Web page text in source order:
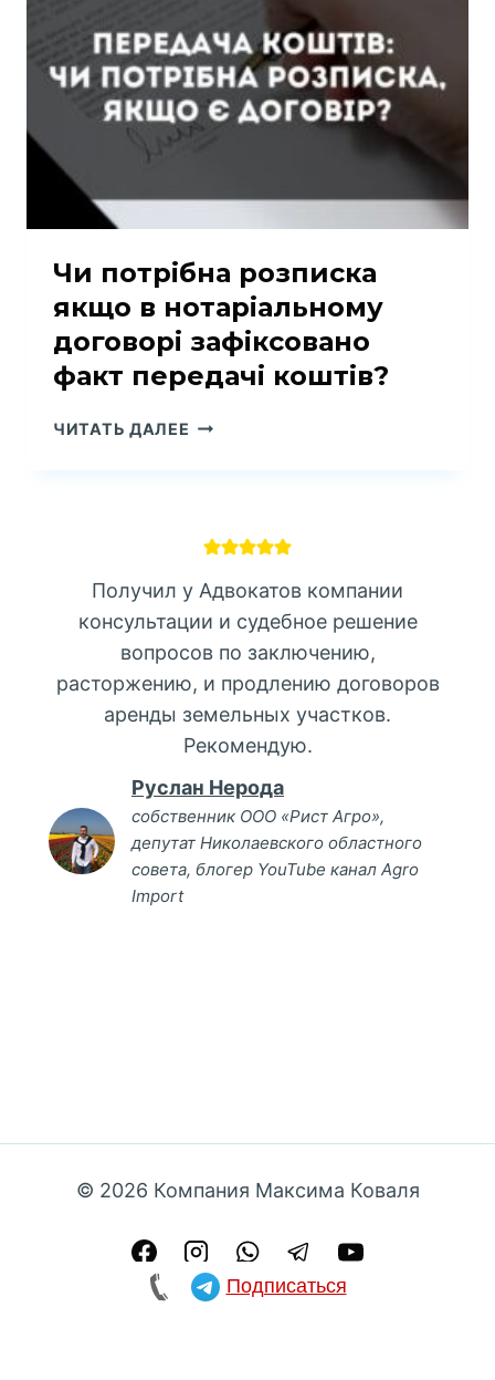
Чи потрібна розписка
якщо в нотаріальному
договорі зафіксовано
факт передачі коштів?
ЧИТАТЬ ДАЛЕЕ ЧИ
НОТАРІАЛЬНОМУ
ЗАФІКСОВАНО
ФАКТ
ПЕРЕДАЧІ
КОШТІВ?
Получил у Адвокатов компании
консультации и судебное решение
вопросов по заключению,
расторжению, и продлению договоров
аренды земельных участков.
Рекомендую.
Руслан Нерода
собственник ООО «Рист Агро»,
депутат Николаевского областного
совета, блогер YouTube канал Agro
Import
© 2026 Компания Максима Коваля
Подписаться